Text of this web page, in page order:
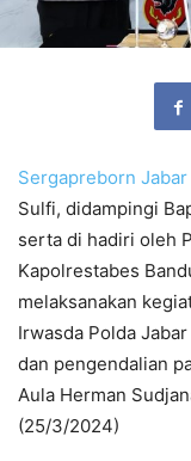
Sergapreborn Jabar
Sulfi, didampingi
serta di hadiri oleh
Kapolrestabes
melaksanakan
Irwasda Polda
dan pengendalian
Aula Herman
(25/3/2024)